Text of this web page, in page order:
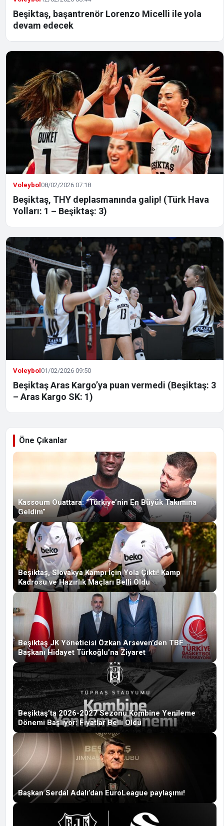
Beşiktaş, başantrenör Lorenzo Micelli ile yola
devam edecek
Voleybol08/02/2026 07:18
Beşiktaş, THY deplasmanında galip! (Türk Hava
Yolları: 1 – Beşiktaş: 3)
Voleybol01/02/2026 09:50
Beşiktaş Aras Kargo’ya puan vermedi (Beşiktaş: 3
– Aras Kargo SK: 1)
Öne Çıkanlar
Kassoum Ouattara: “Türkiye’nin En Büyük Takımına
Geldim”
Beşiktaş, Slovakya Kampı İçin Yola Çıktı! Kamp
Kadrosu ve Hazırlık Maçları Belli Oldu
Beşiktaş JK Yöneticisi Özkan Arseven’den TBF
Başkanı Hidayet Türkoğlu’na Ziyaret
Beşiktaş’ta 2026-2027 Sezonu Kombine Yenileme
Dönemi Başlıyor: Fiyatlar Belli Oldu
Başkan Serdal Adalı’dan EuroLeague paylaşımı!